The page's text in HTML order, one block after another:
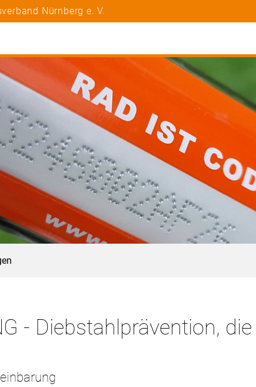
Nürnberg e. V.
- Diebstahlprävention,